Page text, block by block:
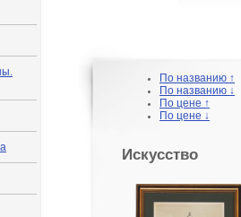
По названию ↑
По названию ↓
По цене ↑
По цене ↓
Искусство